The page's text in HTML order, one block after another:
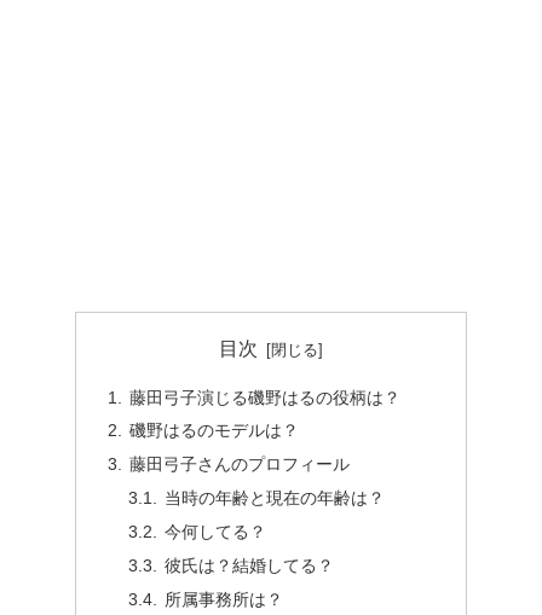
目次
藤田弓子演じる磯野はるの役柄は？
磯野はるのモデルは？
藤田弓子さんのプロフィール
当時の年齢と現在の年齢は？
今何してる？
彼氏は？結婚してる？
所属事務所は？